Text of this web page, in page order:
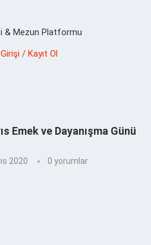
& Mezun Platformu
/ Kayıt Ol
Emek ve Dayanışma Günü
2020 0 yorumlar